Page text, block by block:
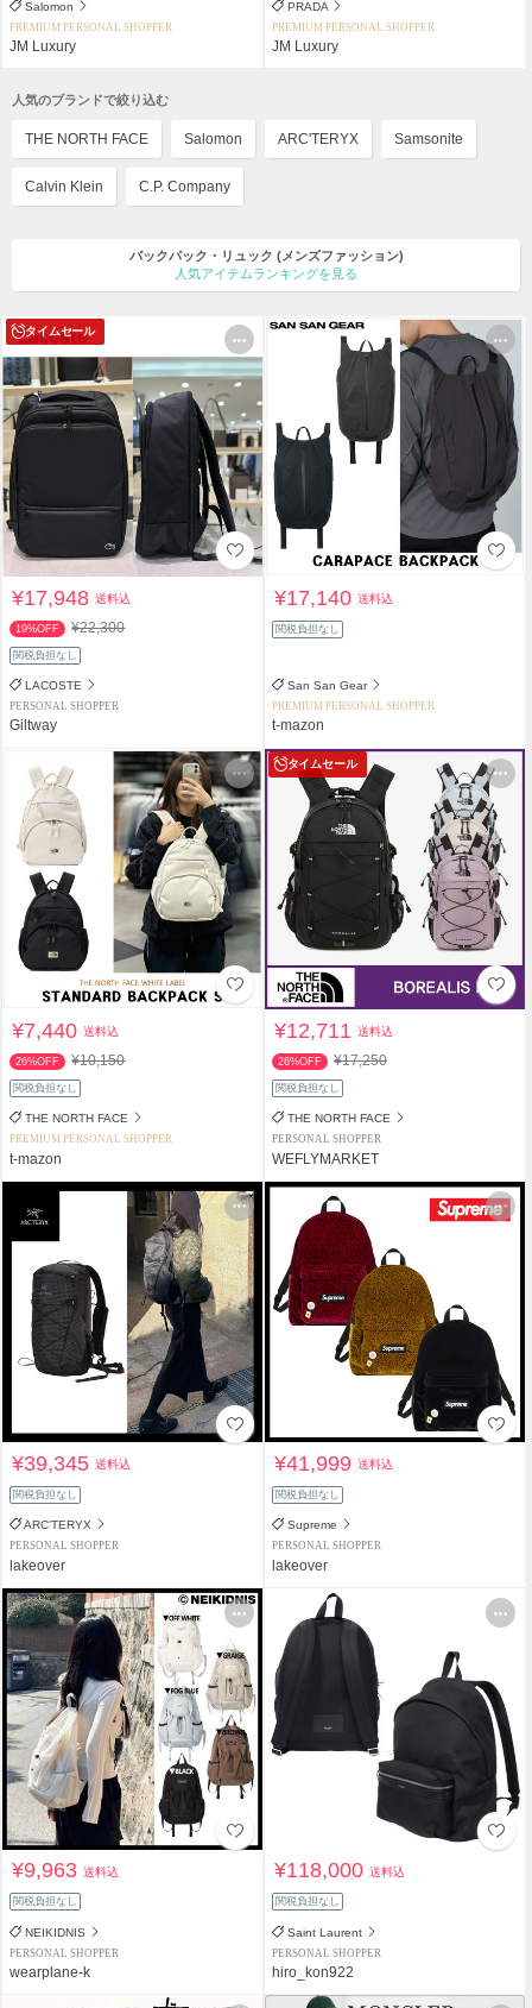
Salomon
PREMIUM PERSONAL SHOPPER
JM Luxury
PRADA
PREMIUM PERSONAL SHOPPER
JM Luxury
人気のブランドで絞り込む
THE NORTH FACE Salomon ARC'TERYX Samsonite
Calvin Klein C.P. Company
バックパック・リュック (メンズファッション)
人気アイテムランキングを見る
タイムセール
¥17,948送料込
19%OFF ¥22,300
関税負担なし
LACOSTE
PERSONAL SHOPPER
Giltway
¥17,140送料込
関税負担なし
San San Gear
PREMIUM PERSONAL SHOPPER
t-mazon
¥7,440送料込
26%OFF ¥10,150
関税負担なし
THE NORTH FACE
PREMIUM PERSONAL SHOPPER
t-mazon
タイムセール
¥12,711送料込
26%OFF ¥17,250
関税負担なし
THE NORTH FACE
PERSONAL SHOPPER
WEFLYMARKET
¥39,345送料込
関税負担なし
ARC'TERYX
PERSONAL SHOPPER
lakeover
¥41,999送料込
関税負担なし
Supreme
PERSONAL SHOPPER
lakeover
¥9,963送料込
関税負担なし
NEIKIDNIS
PERSONAL SHOPPER
wearplane-k
¥118,000送料込
関税負担なし
Saint Laurent
PERSONAL SHOPPER
hiro_kon922